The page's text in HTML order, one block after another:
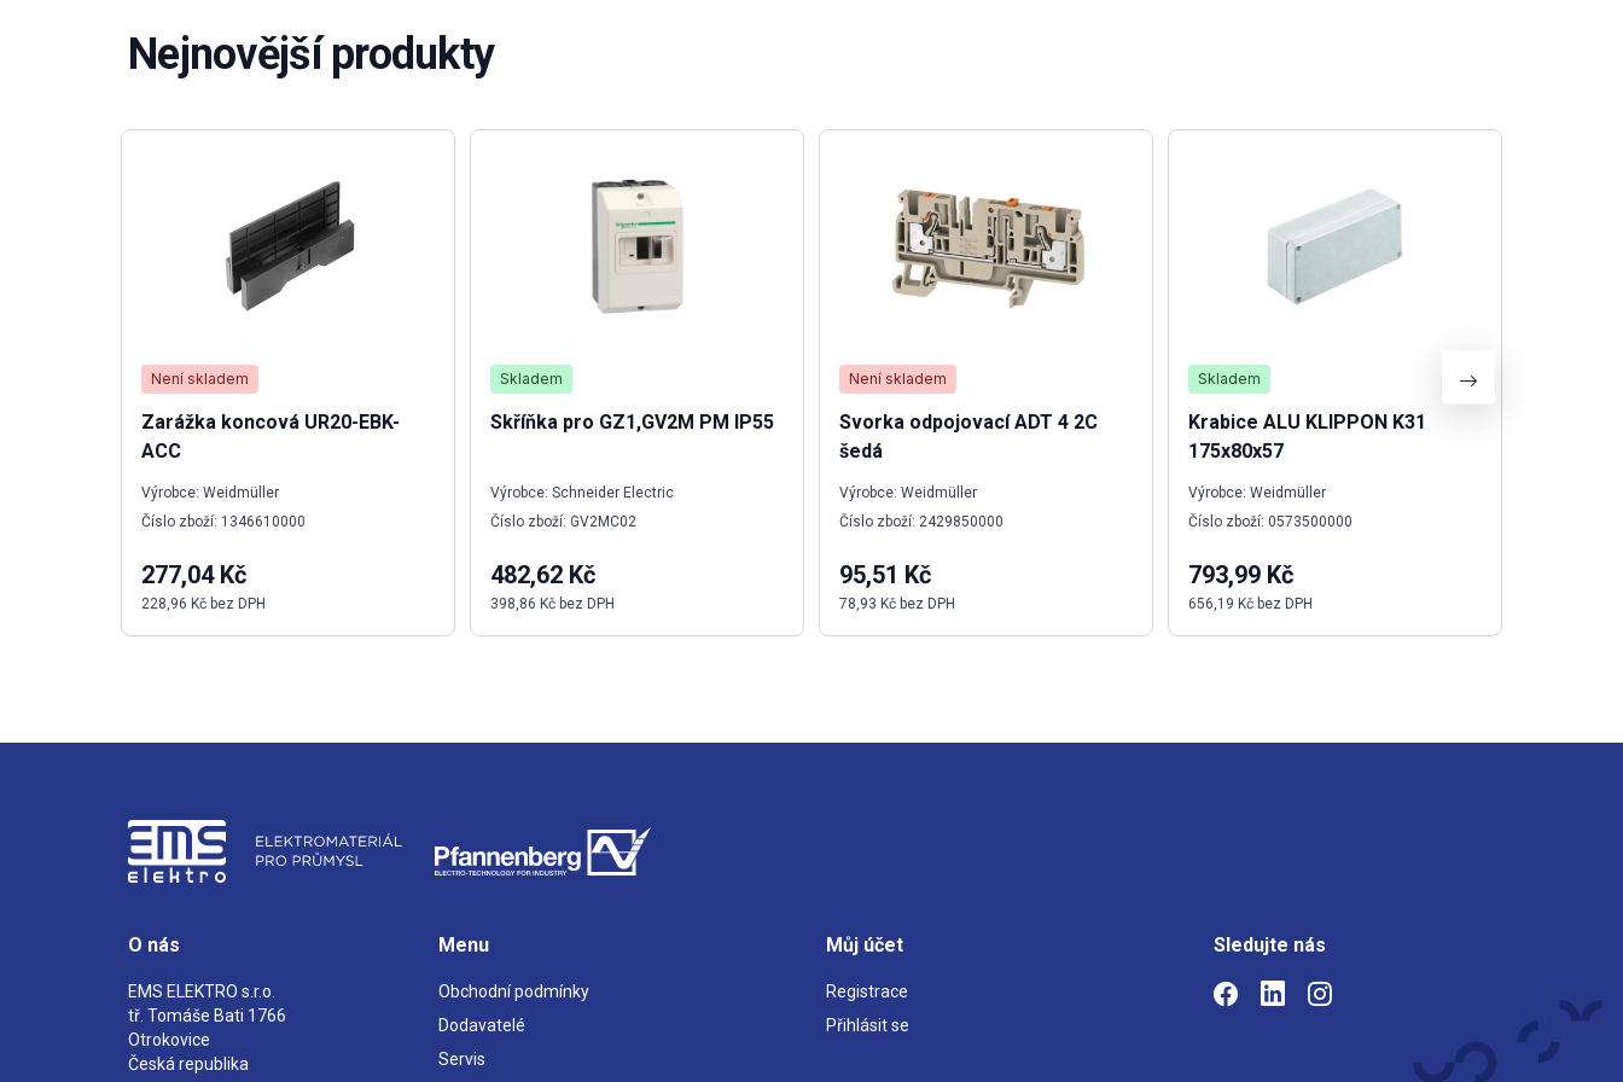
Nejnovější produkty
Není skladem
Zarážka koncová UR20-EBK-
ACC
Výrobce: Weidmüller
Číslo zboží: 1346610000
277,04 Kč
228,96 Kč bez DPH
Skladem
Skříňka pro GZ1,GV2M PM IP55
Výrobce: Schneider Electric
Číslo zboží: GV2MC02
482,62 Kč
398,86 Kč bez DPH
Není skladem
Svorka odpojovací ADT 4 2C
šedá
Výrobce: Weidmüller
Číslo zboží: 2429850000
95,51 Kč
78,93 Kč bez DPH
Skladem
Krabice ALU KLIPPON K31
175x80x57
Výrobce: Weidmüller
Číslo zboží: 0573500000
793,99 Kč
656,19 Kč bez DPH
O nás
EMS ELEKTRO s.r.o.
tř. Tomáše Bati 1766
Otrokovice
Česká republika
Menu
Obchodní podmínky
Dodavatelé
Servis
Můj účet
Registrace
Přihlásit se
Sledujte nás